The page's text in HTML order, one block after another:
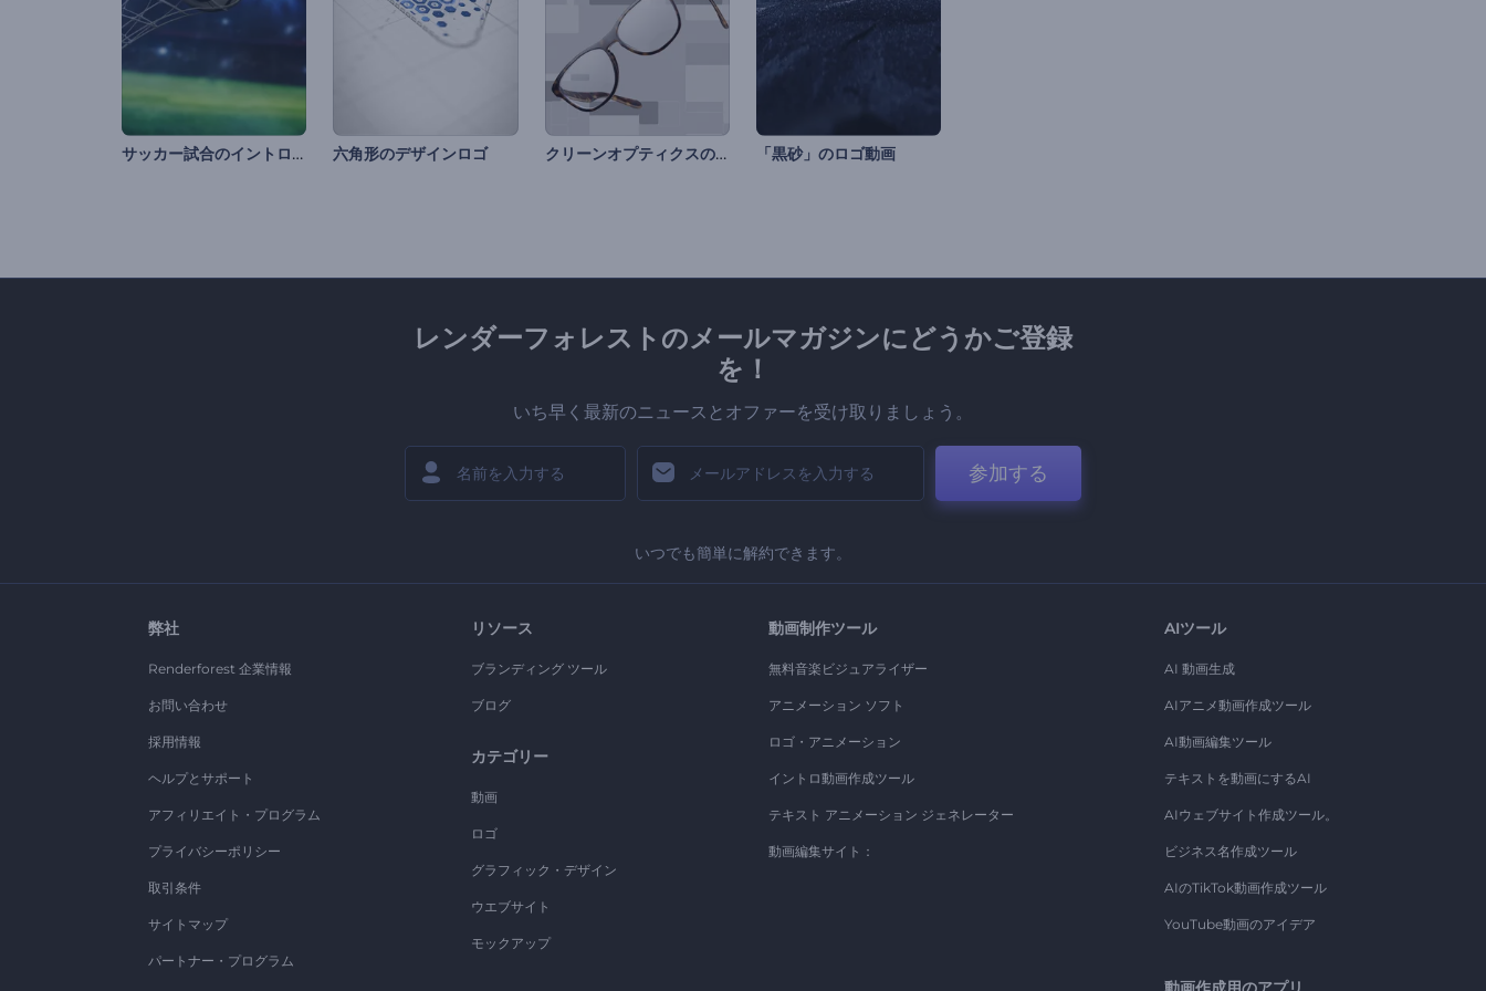
サッカー試合のイントロ動画 六角形のデザインロゴ クリーンオプティクスのオープニング動画 「黒砂」のロゴ動画
レンダーフォレストのメールマガジンにどうかご登録
を！
いち早く最新のニュースとオファーを受け取りましょう。
参加する
いつでも簡単に解約できます。
弊社
Renderforest 企業情報
お問い合わせ
採用情報
ヘルプとサポート
アフィリエイト・プログラム
プライバシーポリシー
取引条件
サイトマップ
パートナー・プログラム
リソース
ブランディング ツール
ブログ
カテゴリー
動画
ロゴ
グラフィック・デザイン
ウエブサイト
モックアップ
動画制作ツール
無料音楽ビジュアライザー
アニメーション ソフト
ロゴ・アニメーション
イントロ動画作成ツール
テキスト アニメーション ジェネレーター
動画編集サイト：
AIツール
AI 動画生成
AIアニメ動画作成ツール
AI動画編集ツール
テキストを動画にするAI
AIウェブサイト作成ツール。
ビジネス名作成ツール
AIのTikTok動画作成ツール
YouTube動画のアイデア